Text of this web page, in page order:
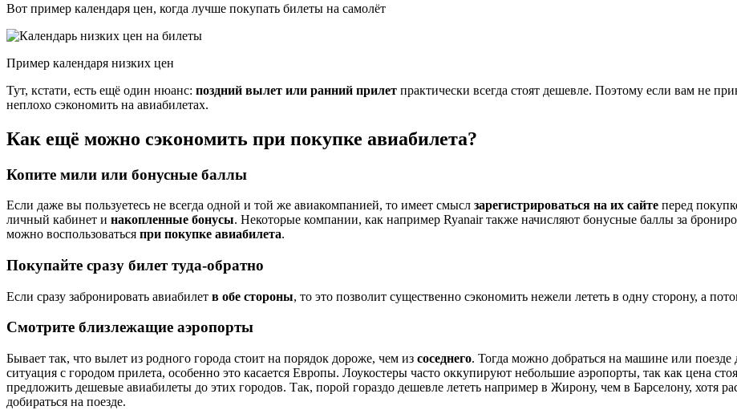
Вот пример календаря цен, когда лучше покупать билеты на самолёт
Пример календаря низких цен
Тут, кстати, есть ещё один нюанс: поздний вылет или ранний прилет практически всегда стоят дешевле. Поэтому если вам не
неплохо сэкономить на авиабилетах.
Как ещё можно сэкономить при покупке авиабилета?
Копите мили или бонусные баллы
Если даже вы пользуетесь не всегда одной и той же авиакомпанией, то имеет смысл зарегистрироваться на их сайте перед
личный кабинет и накопленные бонусы. Некоторые компании, как например Ryanair также начисляют бонусные баллы за
можно воспользоваться при покупке авиабилета.
Покупайте сразу билет туда-обратно
Если сразу забронировать авиабилет в обе стороны, то это позволит существенно сэкономить нежели лететь в одну сторону, а
Смотрите близлежащие аэропорты
Бывает так, что вылет из родного города стоит на порядок дороже, чем из соседнего. Тогда можно добраться на машине или поезде
ситуация с городом прилета, особенно это касается Европы. Лоукостеры часто оккупируют небольшие аэропорты, так как цена
предложить дешевые авиабилеты до этих городов. Так, порой гораздо дешевле лететь например в Жирону, чем в Барселону, хотя
добираться на поезде.